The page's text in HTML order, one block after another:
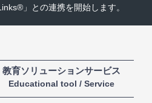
」との連携を開始します。
教育ソリューションサービス
Educational tool / Service